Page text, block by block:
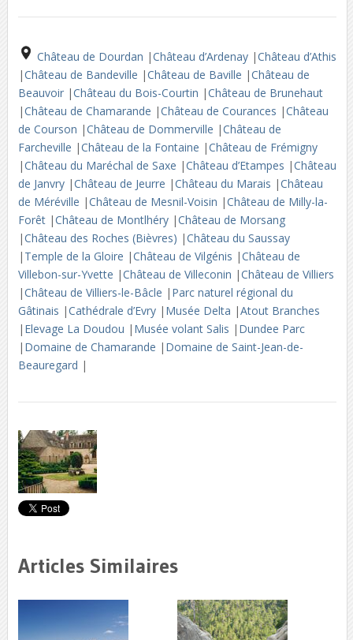
Château de Dourdan |Château d’Ardenay |Château d’Athis
|Château de Bandeville |Château de Baville |Château de
Beauvoir |Château du Bois-Courtin |Château de Brunehaut
|Château de Chamarande |Château de Courances |Château
de Courson |Château de Dommerville |Château de
Farcheville |Château de la Fontaine |Château de Frémigny
|Château du Maréchal de Saxe |Château d’Etampes |Château
de Janvry |Château de Jeurre |Château du Marais |Château
de Méréville |Château de Mesnil-Voisin |Château de Milly-la-
Forêt |Château de Montlhéry |Château de Morsang
|Château des Roches (Bièvres) |Château du Saussay
| Temple de la Gloire |Château de Vilgénis |Château de
Villebon-sur-Yvette |Château de Villeconin |Château de Villiers
|Château de Villiers-le-Bâcle | Parc naturel régional du
Gâtinais |Cathédrale d’Evry | Musée Delta |Atout Branches
| Elevage La Doudou | Musée volant Salis | Dundee Parc
| Domaine de Chamarande | Domaine de Saint-Jean-de-
Beauregard |
Articles Similaires